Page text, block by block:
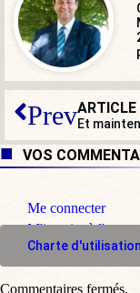
Prev
VOS
Me connecter
M'inscrire à
Charte
Commentaires fermés.